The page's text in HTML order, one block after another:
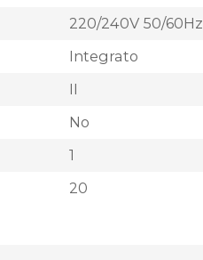
220/240V 50/60Hz
Integrato
II
No
1
20